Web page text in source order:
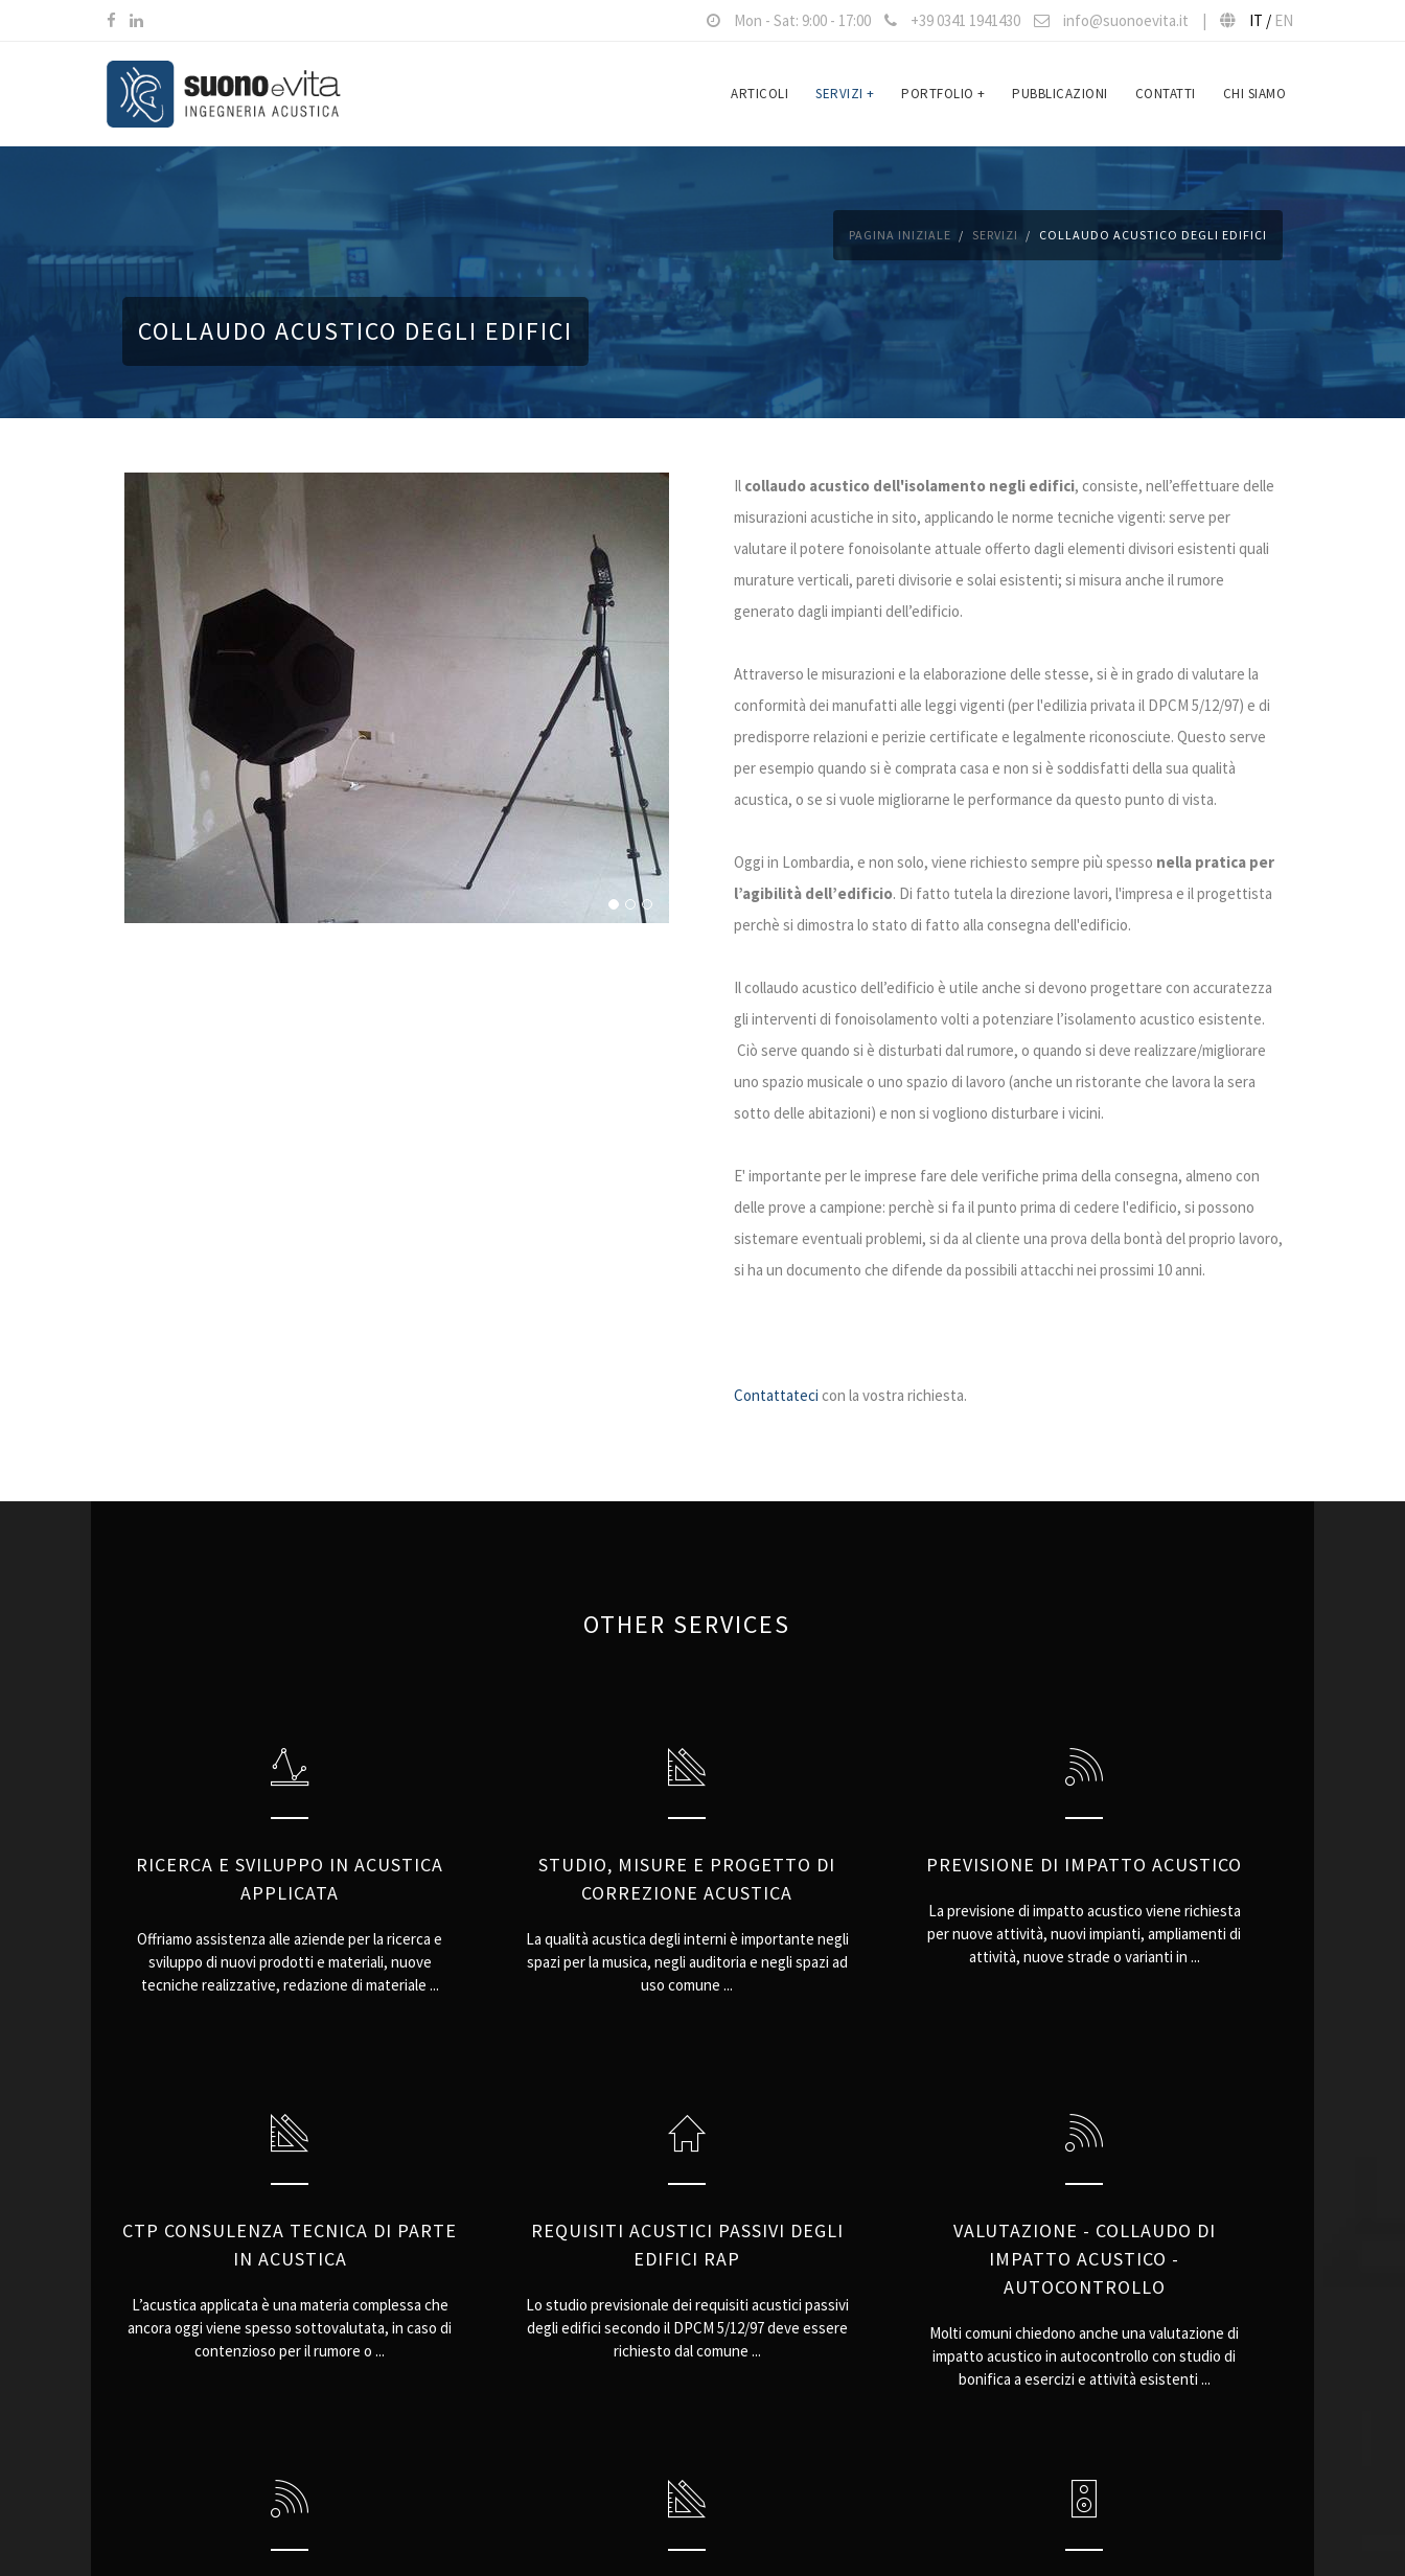
Mon - Sat: 9:00 - 17:00 +39 0341 1941430 info@suonoevita.it | IT / EN
ARTICOLI SERVIZI + PORTFOLIO + PUBBLICAZIONI CONTATTI CHI SIAMO
COLLAUDO ACUSTICO DEGLI EDIFICI
PAGINA INIZIALE SERVIZI COLLAUDO ACUSTICO DEGLI EDIFICI
Il collaudo acustico dell'isolamento negli edifici, consiste, nell’effettuare delle
misurazioni acustiche in sito, applicando le norme tecniche vigenti: serve per
valutare il potere fonoisolante attuale offerto dagli elementi divisori esistenti quali
murature verticali, pareti divisorie e solai esistenti; si misura anche il rumore
generato dagli impianti dell’edificio.
Attraverso le misurazioni e la elaborazione delle stesse, si è in grado di valutare la
conformità dei manufatti alle leggi vigenti (per l'edilizia privata il DPCM 5/12/97) e di
predisporre relazioni e perizie certificate e legalmente riconosciute. Questo serve
per esempio quando si è comprata casa e non si è soddisfatti della sua qualità
acustica, o se si vuole migliorarne le performance da questo punto di vista.
Oggi in Lombardia, e non solo, viene richiesto sempre più spesso nella pratica per
l’agibilità dell’edificio. Di fatto tutela la direzione lavori, l'impresa e il progettista
perchè si dimostra lo stato di fatto alla consegna dell'edificio.
Il collaudo acustico dell’edificio è utile anche si devono progettare con accuratezza
gli interventi di fonoisolamento volti a potenziare l’isolamento acustico esistente.
Ciò serve quando si è disturbati dal rumore, o quando si deve realizzare/migliorare
uno spazio musicale o uno spazio di lavoro (anche un ristorante che lavora la sera
sotto delle abitazioni) e non si vogliono disturbare i vicini.
E' importante per le imprese fare dele verifiche prima della consegna, almeno con
delle prove a campione: perchè si fa il punto prima di cedere l'edificio, si possono
sistemare eventuali problemi, si da al cliente una prova della bontà del proprio lavoro,
si ha un documento che difende da possibili attacchi nei prossimi 10 anni.
Contattateci con la vostra richiesta.
OTHER SERVICES
RICERCA E SVILUPPO IN ACUSTICA
APPLICATA
Offriamo assistenza alle aziende per la ricerca e
sviluppo di nuovi prodotti e materiali, nuove
tecniche realizzative, redazione di materiale ...
STUDIO, MISURE E PROGETTO DI
CORREZIONE ACUSTICA
La qualità acustica degli interni è importante negli
spazi per la musica, negli auditoria e negli spazi ad
uso comune ...
PREVISIONE DI IMPATTO ACUSTICO
La previsione di impatto acustico viene richiesta
per nuove attività, nuovi impianti, ampliamenti di
attività, nuove strade o varianti in ...
CTP CONSULENZA TECNICA DI PARTE
IN ACUSTICA
L’acustica applicata è una materia complessa che
ancora oggi viene spesso sottovalutata, in caso di
contenzioso per il rumore o ...
REQUISITI ACUSTICI PASSIVI DEGLI
EDIFICI RAP
Lo studio previsionale dei requisiti acustici passivi
degli edifici secondo il DPCM 5/12/97 deve essere
richiesto dal comune ...
VALUTAZIONE - COLLAUDO DI
IMPATTO ACUSTICO -
AUTOCONTROLLO
Molti comuni chiedono anche una valutazione di
impatto acustico in autocontrollo con studio di
bonifica a esercizi e attività esistenti ...